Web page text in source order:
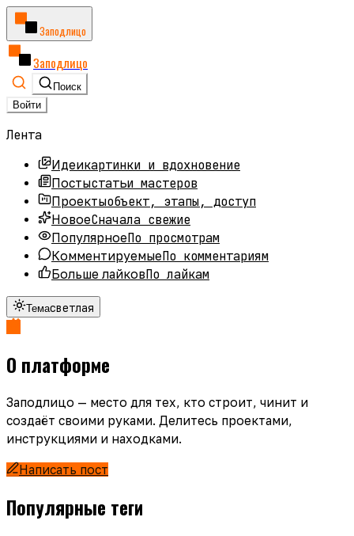
Заподлицо
Заподлицо
Поиск
Войти
Лента
Идеикартинки и вдохновение
Постыстатьи мастеров
Проектыобъект, этапы, доступ
НовоеСначала свежие
ПопулярноеПо просмотрам
КомментируемыеПо комментариям
Больше лайковПо лайкам
Темасветлая
О платформе
Заподлицо — место для тех, кто строит, чинит и
создаёт своими руками. Делитесь проектами,
инструкциями и находками.
Написать пост
Популярные теги